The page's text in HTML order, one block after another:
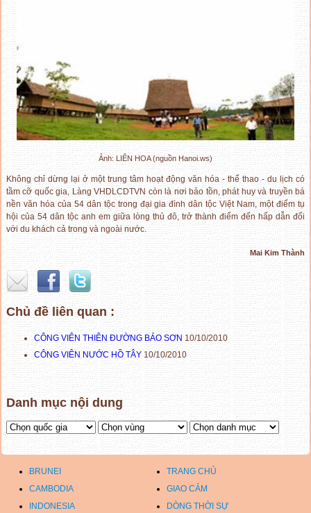
Ảnh: LIÊN HOA (nguồn Hanoi.ws)
Không chỉ dừng lại ở một trung tâm hoạt động văn hóa - thể thao - du lịch có
tầm cỡ quốc gia, Làng VHDLCDTVN còn là nơi bảo tồn, phát huy và truyền bá
nền văn hóa của 54 dân tộc trong đại gia đình dân tộc Việt Nam, một điểm tụ
hội của 54 dân tộc anh em giữa lòng thủ đô, trở thành điểm đến hấp dẫn đối
với du khách cả trong và ngoài nước.
Mai Kim Thành
Chủ đề liên quan :
CÔNG VIÊN THIÊN ĐƯỜNG BẢO SƠN10/10/2010
CÔNG VIÊN NƯỚC HỒ TÂY 10/10/2010
Danh mục nội dung
BRUNEI
TRANG CHỦ
CAMBODIA
GIAO CẢM
INDONESIA
DÒNG THỜI SỰ